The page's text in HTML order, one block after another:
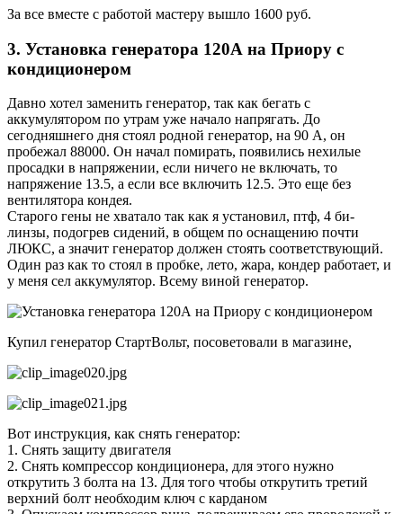
За все вместе с работой мастеру вышло 1600 руб.
3. Установка генератора 120А на Приору с
кондиционером
Давно хотел заменить генератор, так как бегать с
аккумулятором по утрам уже начало напрягать. До
сегодняшнего дня стоял родной генератор, на 90 А, он
пробежал 88000. Он начал помирать, появились нехилые
просадки в напряжении, если ничего не включать, то
напряжение 13.5, а если все включить 12.5. Это еще без
вентилятора кондея.
Старого гены не хватало так как я установил, птф, 4 би-
линзы, подогрев сидений, в общем по оснащению почти
ЛЮКС, а значит генератор должен стоять соответствующий.
Один раз как то стоял в пробке, лето, жара, кондер работает, и
у меня сел аккумулятор. Всему виной генератор.
Купил генератор СтартВольт, посоветовали в магазине,
Вот инструкция, как снять генератор:
1. Снять защиту двигателя
2. Снять компрессор кондиционера, для этого нужно
открутить 3 болта на 13. Для того чтобы открутить третий
верхний болт необходим ключ с карданом